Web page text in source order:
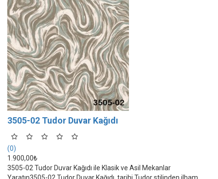
3505-02 Tudor Duvar Kağıdı
(0)
1.900,00₺
3505-02 Tudor Duvar Kağıdı ile Klasik ve Asil Mekanlar